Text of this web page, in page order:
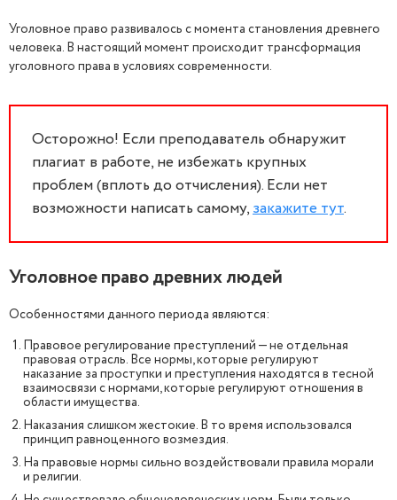
Уголовное право развивалось с момента становления древнего
человека. В настоящий момент происходит трансформация
уголовного права в условиях современности.
Осторожно! Если преподаватель обнаружит
плагиат в работе, не избежать крупных
проблем (вплоть до отчисления). Если нет
возможности написать самому,закажите тут.
Уголовное право древних людей
Особенностями данного периода являются:
Правовое регулирование преступлений — не отдельная
правовая отрасль. Все нормы, которые регулируют
наказание за проступки и преступления находятся в тесной
взаимосвязи с нормами, которые регулируют отношения в
области имущества.
Наказания слишком жестокие. В то время использовался
принцип равноценного возмездия.
На правовые нормы сильно воздействовали правила морали
и религии.